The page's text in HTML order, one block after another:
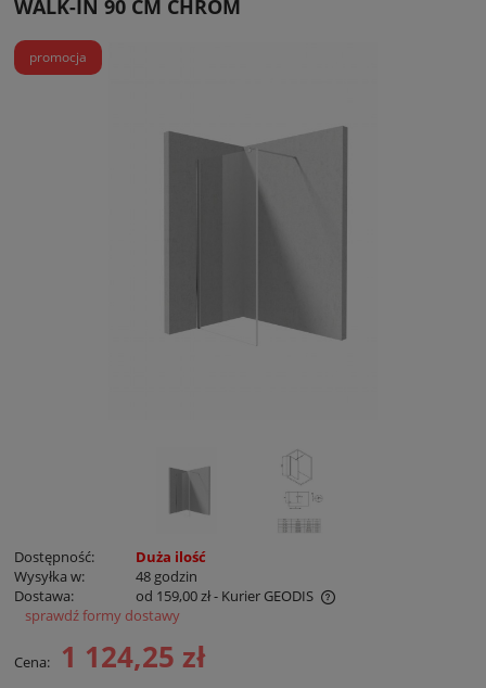
WALK-IN 90 CM CHROM
promocja
Dostępność:
Duża ilość
Wysyłka w:
48 godzin
Dostawa:
od 159,00 zł- Kurier GEODIS
Cena nie zawiera ewentualnych kosztów płatności
sprawdź formy dostawy
Cena: 1 124,25 zł